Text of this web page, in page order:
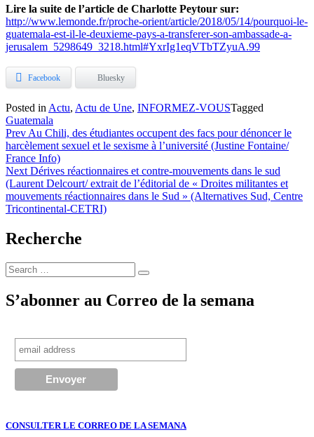
Lire la suite de l’article de Charlotte Peytour sur:
http://www.lemonde.fr/proche-orient/article/2018/05/14/pourquoi-le-
guatemala-est-il-le-deuxieme-pays-a-transferer-son-ambassade-a-
jerusalem_5298649_3218.html#YxrIg1eqVTbTZyuA.99
Facebook Bluesky
Posted in Actu, Actu de Une, INFORMEZ-VOUSTagged
Guatemala
Navigation
de
l’article
Prev Au Chili, des étudiantes occupent des facs pour dénoncer le
harcèlement sexuel et le sexisme à l’université (Justine Fontaine/
France Info)
Next Dérives réactionnaires et contre-mouvements dans le sud
(Laurent Delcourt/ extrait de l’éditorial de « Droites militantes et
mouvements réactionnaires dans le Sud » (Alternatives Sud, Centre
Tricontinental-CETRI)
Recherche
Search
for:
Search
S’abonner au Correo de la semana
CONSULTER LE CORREO DE LA SEMANA